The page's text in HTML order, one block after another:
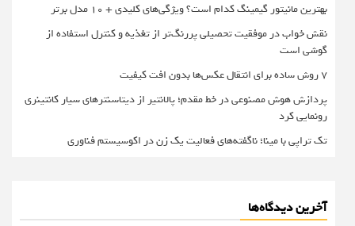
بهترین مانیتور گیمینگ کدام است؟ ویژگی‌های کلیدی + 10 مدل برتر
نقش خواب در موفقیت تحصیلی پررنگ‌تر از تغذیه و کنترل استفاده از
گوشی است
۷ روش ساده برای انتقال عکس‌ها بدون افت کیفیت
پردازش هوش مصنوعی در خط مقدم؛ پالانتیر از دیتاسنترهای سیار کانتینری
رونمایی کرد
تک تراپی با مینا؛ ناگفته‌های فعالیت یک زن در اکوسیستم فناوری
آخرین دیدگاه‌ها